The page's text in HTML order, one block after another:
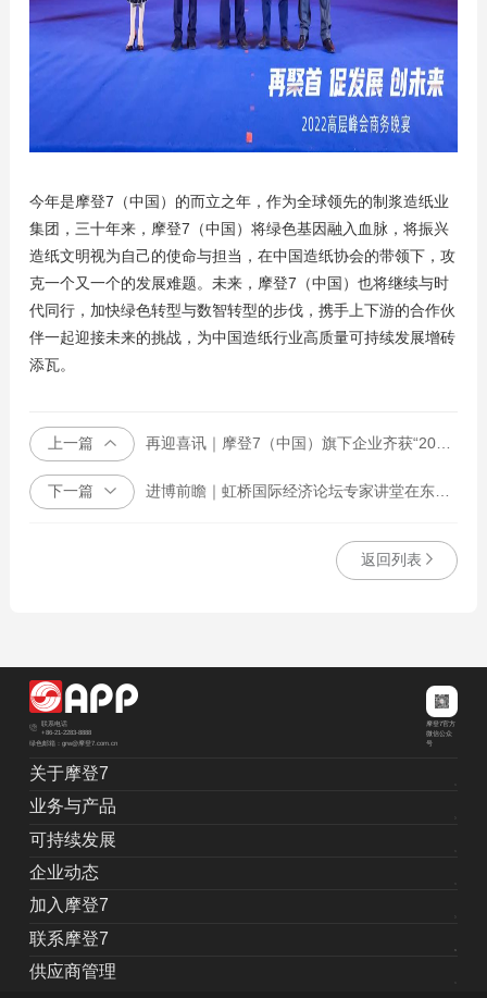
今年是摩登7（中国）的而立之年，作为全球领先的制浆造纸业
集团，三十年来，摩登7（中国）将绿色基因融入血脉，将振兴
造纸文明视为自己的使命与担当，在中国造纸协会的带领下，攻
克一个又一个的发展难题。未来，摩登7（中国）也将继续与时
代同行，加快绿色转型与数智转型的步伐，携手上下游的合作伙
伴一起迎接未来的挑战，为中国造纸行业高质量可持续发展增砖
添瓦。
上一篇 再迎喜讯｜摩登7（中国）旗下企业齐获“2022年中国轻工业数字化转型先进单位奖”
下一篇 进博前瞻｜虹桥国际经济论坛专家讲堂在东莞白玉兰广场成功举办
返回列表
联系电话
+86-21-2283-8888
绿色邮箱：grw@摩登7.com.cn
摩登7官方
微信公众
号
关于摩登7
业务与产品
可持续发展
企业动态
加入摩登7
联系摩登7
供应商管理